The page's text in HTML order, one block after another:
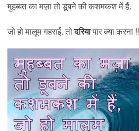
मुहब्बत का मज़ा तो डूबने की कशमकश में हैं,
जो हो मालूम गहराई, तोदरियापार क्या करना !!